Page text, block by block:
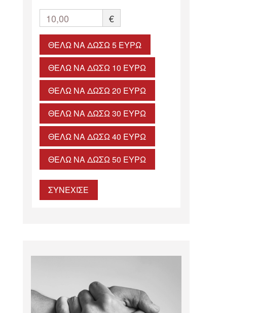
10,00 €
ΘΈΛΩ ΝΑ ΔΏΣΩ 5 ΕΥΡΏ
ΘΈΛΩ ΝΑ ΔΏΣΩ 10 ΕΥΡΏ
ΘΈΛΩ ΝΑ ΔΏΣΩ 20 ΕΥΡΏ
ΘΈΛΩ ΝΑ ΔΏΣΩ 30 ΕΥΡΏ
ΘΈΛΩ ΝΑ ΔΏΣΩ 40 ΕΥΡΏ
ΘΈΛΩ ΝΑ ΔΏΣΩ 50 ΕΥΡΏ
ΣΥΝΕΧΙΣΕ